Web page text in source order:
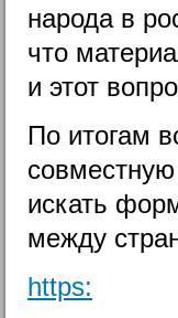
народа в
что
и этот
По итогам
искать
между
https: